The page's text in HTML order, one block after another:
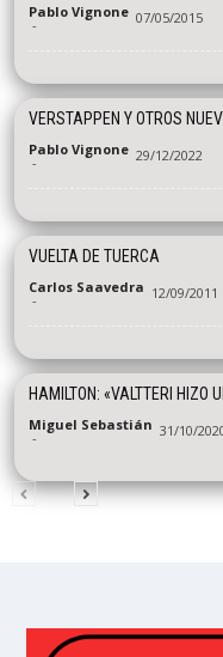
Pablo Vignone
- 07/05/2015
VERSTAPPEN Y OTROS
Pablo Vignone
- 29/12/2022
VUELTA DE TUERCA
Carlos Saavedra
- 12/09/2011
HAMILTON: «VALTTERI HIZO
Miguel Sebastián
- 31/10/